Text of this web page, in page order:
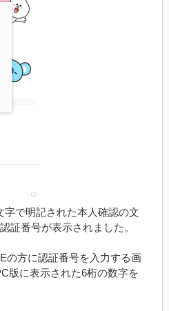
字で明記された本人確認の文
証番号が表示されました。
の方に認証番号を入力する画
版に表示された6桁の数字を